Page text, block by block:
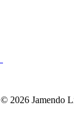
© 2026 Jamendo